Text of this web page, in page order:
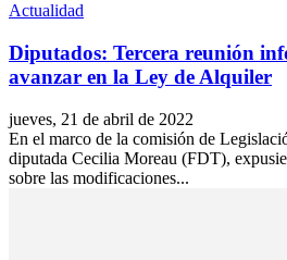
Actualidad
Diputados: Tercera reunión
avanzar en la Ley de Alquiler
jueves, 21 de abril de 2022
En el marco de la comisión de
diputada Cecilia Moreau (FDT),
sobre las modificaciones...